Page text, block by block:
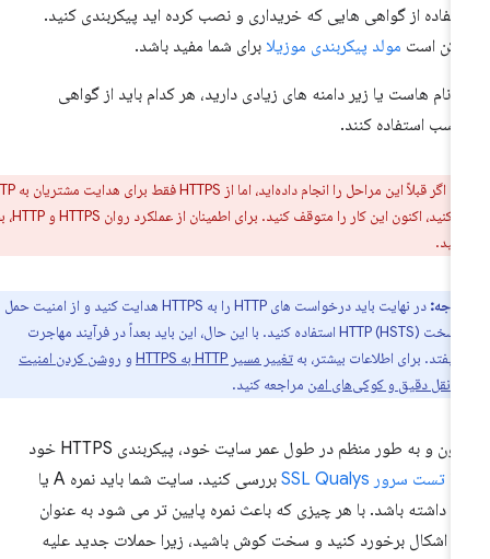
از گواهی هایی که خریداری و نصب کرده اید پیکربندی کنید.
استمولد پیکربندی موزیلابرای شما مفید باشد.
نام هاست یا زیر دامنه های زیادی دارید، هر کدام باید از گواهی
استفاده کنند.
اگر قبلاً این مراحل را انجام داده‌اید، اما از HTTPS فقط برای هدایت مشتریان به HTTP
استفاده می‌کنید، اکنون این کار را متوقف کنید. برای اطمینان از عملکرد روان HTTPS و HTTP، بخش
در نهایت باید درخواست های HTTP را به HTTPS هدایت کنید و از امنیت حمل
و نقل سخت HTTP (HSTS) استفاده کنید. با این حال، این باید بعداً در فرآیند مهاجرت
بیفتد. برای اطلاعات بیشتر، بهتغییر مسیر HTTP به HTTPS وروشن کردن امنیت
نقل دقیق و کوکی‌های امنمراجعه کنید.
اکنون و به طور منظم در طول عمر سایت خود، پیکربندی HTTPS خود
تست سرور SSL Qualys
بررسی کنید. سایت شما باید نمره A یا
A+ داشته باشد. با هر چیزی که باعث نمره پایین تر می شود به عنوان
اشکال برخورد کنید و سخت کوش باشید، زیرا حملات جدید علیه